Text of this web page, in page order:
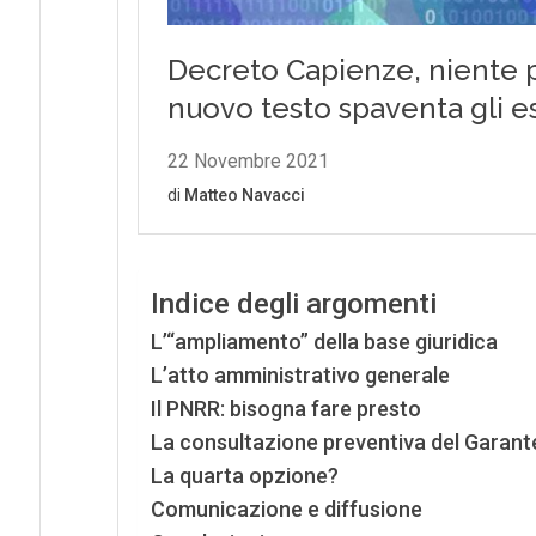
Indice degli argomenti
L’“ampliamento” della base giuridica
L’atto amministrativo generale
Il PNRR: bisogna fare presto
La consultazione preventiva del
La quarta opzione?
Comunicazione e diffusione